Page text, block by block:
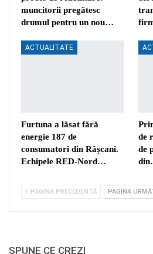
muncitorii pregătesc
drumul pentru un nou…
ACTUALITATE
Furtuna a lăsat fără
energie 187 de
consumatori din Râșcani.
Echipele RED-Nord…
de
de
PAGINA PRECEDENTĂ PAGINA
SPUNE CE CREZI